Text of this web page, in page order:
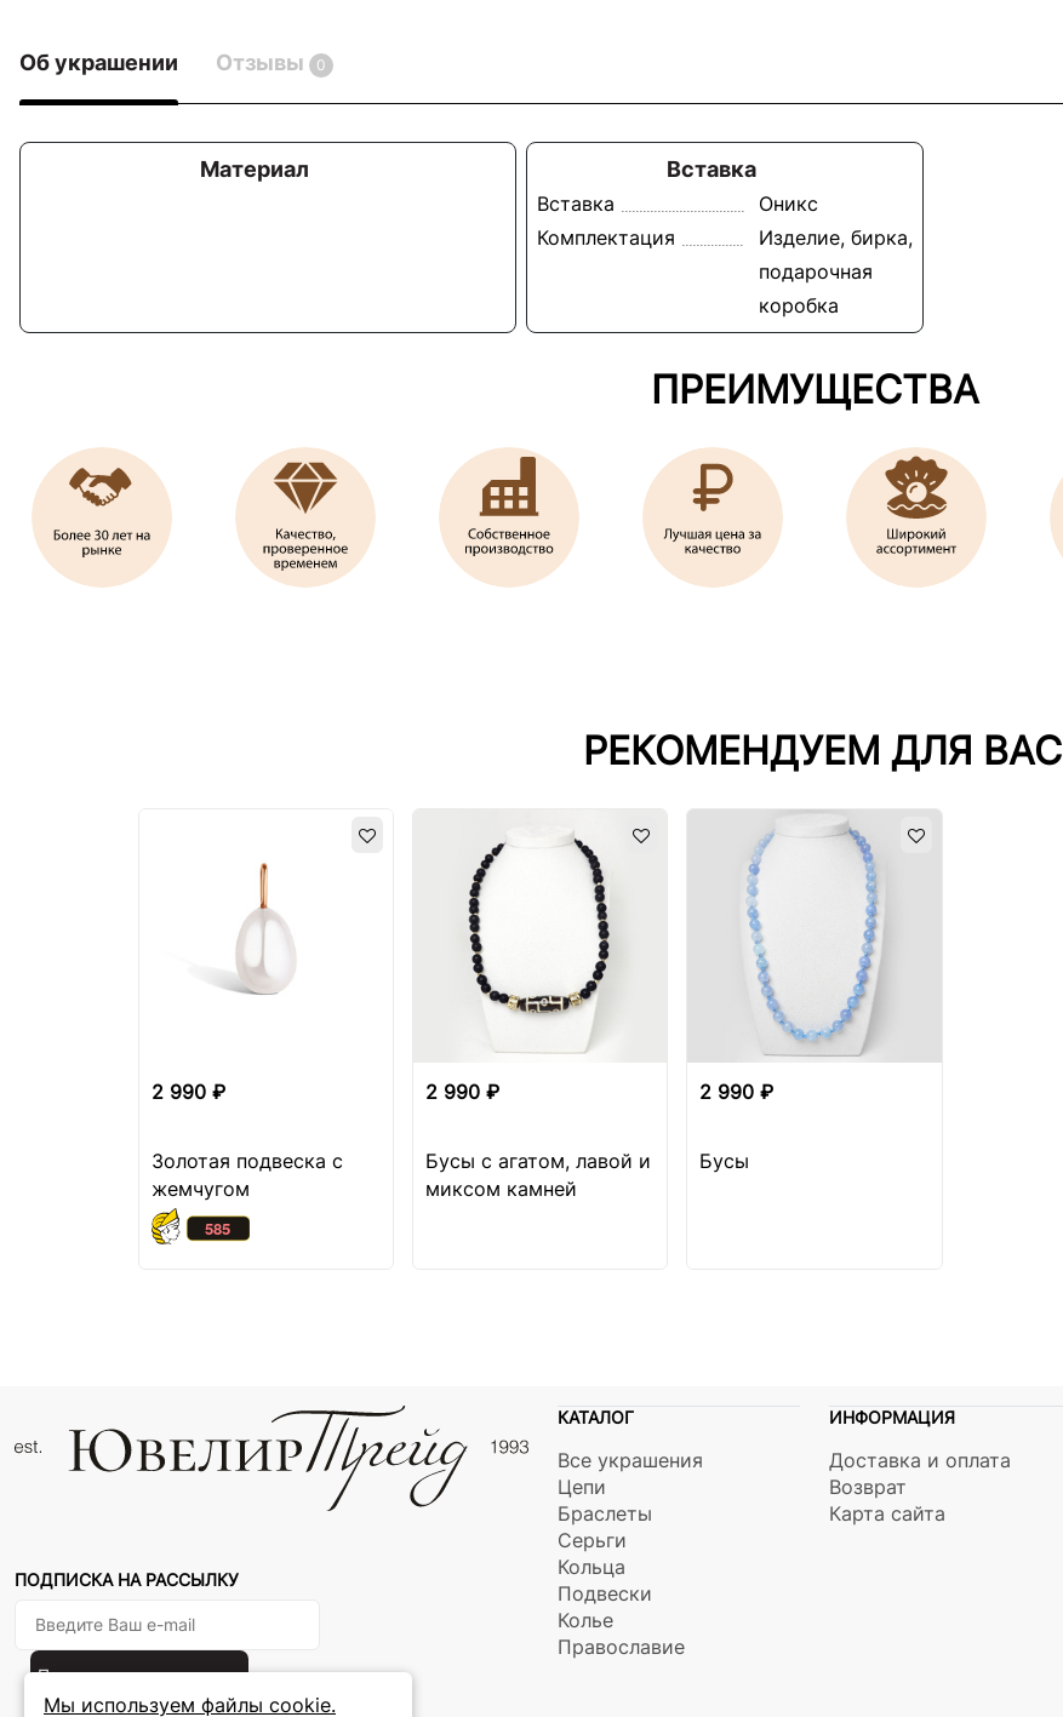
Об украшении Отзывы 0
Материал Вставка
Вставка
Оникс
Комплектация
Изделие, бирка,
подарочная
коробка
ПРЕИМУЩЕСТВА
РЕКОМЕНДУЕМ ДЛЯ ВАС
2 990 ₽
Золотая подвеска с
жемчугом
2 990 ₽
Бусы с агатом, лавой и
миксом камней
2 990 ₽
Бусы
Мы используем файлы cookie.
ПОДПИСКА НА РАССЫЛКУ
Подписаться на новости
КАТАЛОГ
Все украшения
Цепи
Браслеты
Серьги
Кольца
Подвески
Колье
Православие
ИНФОРМАЦИЯ
Доставка и оплата
Возврат
Карта сайта